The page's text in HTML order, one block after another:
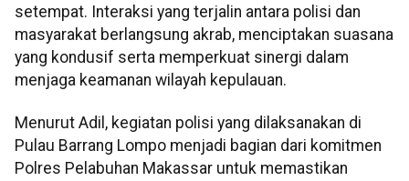
setempat. Interaksi yang terjalin antara polisi dan
masyarakat berlangsung akrab, menciptakan suasana
yang kondusif serta memperkuat sinergi dalam
menjaga keamanan wilayah kepulauan.
Menurut Adil, kegiatan polisi yang dilaksanakan di
Pulau Barrang Lompo menjadi bagian dari komitmen
Polres Pelabuhan Makassar untuk memastikan